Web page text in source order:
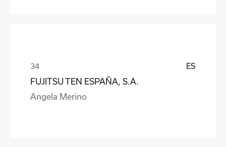
ES
FUJITSU TEN ESPAÑA, S.A.
Angela Merino